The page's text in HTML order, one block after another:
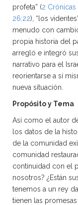
profeta” (2 Crónicas
26:22), “los
menudo con
propia historia del
arregló e integró
narrativo para el
reorientarse a sí
nueva situación.
Propósito y Tema
Así como el autor
los datos de la
de la comunidad
comunidad
continuidad con el
nosotros? ¿Están
tenemos a un rey
tienen las